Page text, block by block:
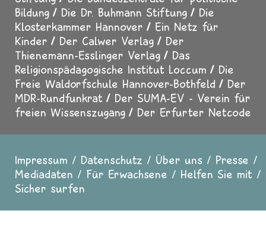
Bildung
Die Dr. Buhmann Stiftung
Die
Klosterkammer Hannover
Ein Netz für
Kinder
Der Calwer Verlag
Der
Thienemann-Esslinger Verlag
Das
Religionspädagogische Institut Loccum
Die
Freie Waldorfschule Hannover-Bothfeld
Der
MDR-Rundfunkrat
Der SUMA-EV - Verein für
freien Wissenszugang
Der Erfurter Netcode
Fußzeile
Impressum Datenschutz Über uns
Presse
Mediadaten
Für Erwachsene
Helfen Sie mit
Sicher surfen